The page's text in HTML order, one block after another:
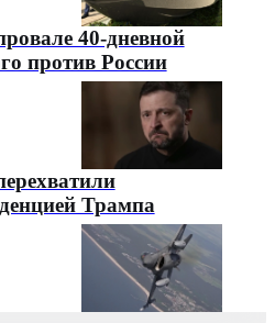
40-дневной
против России
Трампа